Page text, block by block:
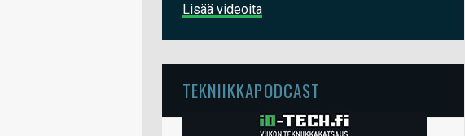
Lisää videoita
TEKNIIKKAPODCAST